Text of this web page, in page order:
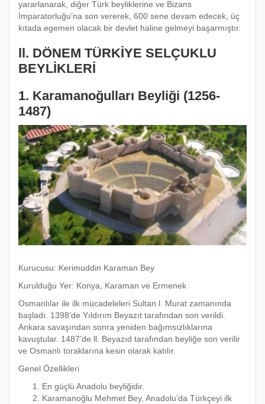
yararlanarak, diğer Türk beyliklerine ve Bizans
İmparatorluğu’na son vererek, 600 sene devam edecek, üç
kıtada egemen olacak bir devlet haline gelmeyi başarmıştır.
ll. DÖNEM TÜRKİYE SELÇUKLU
BEYLİKLERİ
1. Karamanoğulları Beyliği (1256-
1487)
Kurucusu: Kerimuddin Karaman Bey
Kurulduğu Yer: Konya, Karaman ve Ermenek
Osmanlılar ile ilk mücadeleleri Sultan l. Murat zamanında
başladı. 1398’de Yıldırım Beyazıt tarafından son verildi.
Ankara savaşından sonra yeniden bağımsızlıklarına
kavuştular. 1487’de ll. Beyazıd tarafından beyliğe son verilir
ve Osmanlı toraklarına kesin olarak katılır.
Genel Özellikleri
En güçlü Anadolu beyliğidir.
Karamanoğlu Mehmet Bey, Anadolu’da Türkçeyi ilk